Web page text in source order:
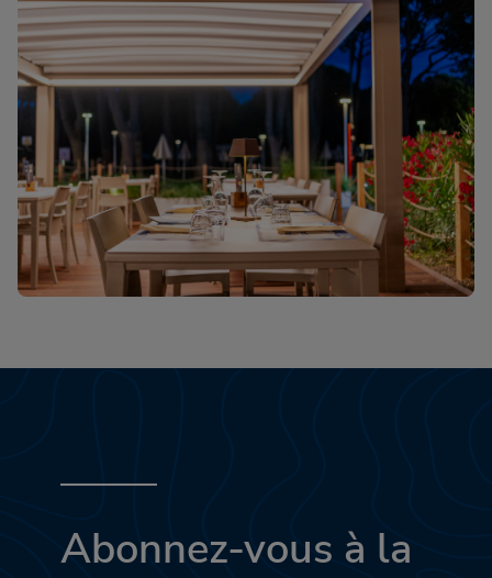
Abonnez-vous à la